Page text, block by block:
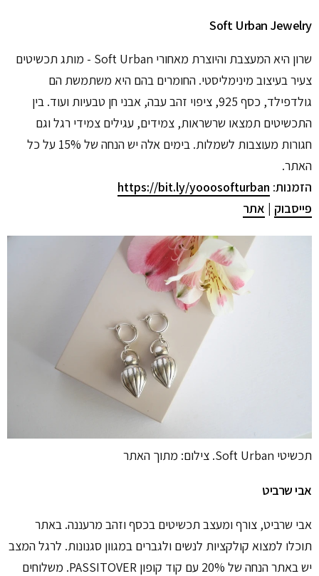
Soft Urban Jewelry
שרון היא המעצבת והיוצרת מאחורי Soft Urban - מותג תכשיטים
צעיר בעיצוב מינימליסטי. החומרים בהם היא משתמשת הם
גולדפילד, כסף 925, ציפוי זהב עבה, אבני חן טבעיות ועוד. בין
התכשיטים תמצאו שרשראות, צמידים, עגילים צמידי רגל וגם
חגורות מעוצבות לשמלות. בימים אלה יש הנחה של 15% על כל
האתר.
הזמנות:
https://bit.ly/yooosofturban
פייסבוק | אתר
תכשיטי Soft Urban. צילום: מתוך האתר
אבי שרביט
אבי שרביט, צורף ומעצב תכשיטים בכסף וזהב מרעננה. באתר
תוכלו למצוא קולקציות לנשים ולגברים במגוון סגנונות. לרגל המצב
יש באתר הנחה של 20% עם קוד קופון PASSITOVER. משלוחים